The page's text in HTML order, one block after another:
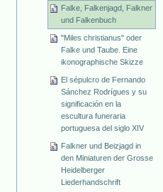
Falke, Falkenjagd, Falkner
und Falkenbuch
"Miles christianus" oder
Falke und Taube. Eine
ikonographische Skizze
El sépulcro de Fernando
Sánchez Rodrígues y su
significación en la
escultura funeraria
portuguesa del siglo XIV
Falkner und Beizjagd in
den Miniaturen der Grosse
Heidelberger
Liederhandschrift